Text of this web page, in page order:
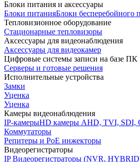
Блоки питания и аксессуары
Блоки питанияБлоки бесперебойного
Тепловизионное оборудование
Стационарные тепловизоры
Аксессуары для видеонаблюдения
Аксессуары для видеокамер
Цифровые системы записи на базе ПК
Серверы и готовые решения
Исполнительные устройства
Замки
Уценка
Уценка
Камеры видеонаблюдения
IP-камерыHD камеры AHD, TVI, SDI,
Коммутаторы
Репитеры и PoE инжекторы
Видеорегистраторы
IP Видеорегистраторы (NVR,